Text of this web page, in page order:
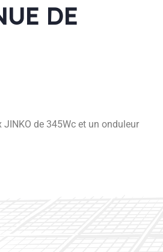
DE
JINKO de 345Wc et un onduleur